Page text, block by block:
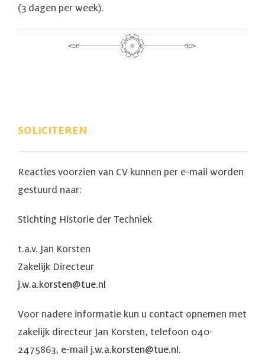
(3 dagen per week).
SOLICITEREN
Reacties voorzien van CV kunnen per e-mail worden
gestuurd naar:
Stichting Historie der Techniek
t.a.v. Jan Korsten
Zakelijk Directeur
j.w.a.korsten@tue.nl
Voor nadere informatie kun u contact opnemen met
zakelijk directeur Jan Korsten, telefoon 040-
2475863, e-mail j.w.a.korsten@tue.nl .